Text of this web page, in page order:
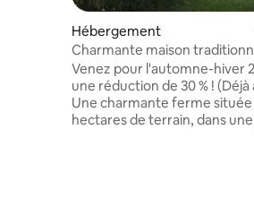
Hébergement
Charmante maison
de luxe partagée
Venez pour l'automne-hiver
une réduction de 30 % !
Une charmante ferme située
hectares de terrain, dans une position